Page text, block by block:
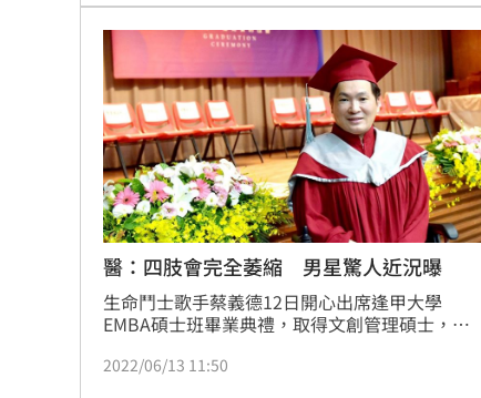
140個慈善團體，今年特別選在雙11這天，再度
從南台灣出發，要用23天，徒步900公里，為善
愛環台一回。
醫：四肢會完全萎縮 男星驚人近況曝
生命鬥士歌手蔡義德12日開心出席逢甲大學
EMBA碩士班畢業典禮，取得文創管理碩士，現
女陪同下，蔡義德開心表示「感謝有母親的鼓
2022/06/13 11:50